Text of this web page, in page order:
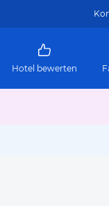
Hotel bewerten